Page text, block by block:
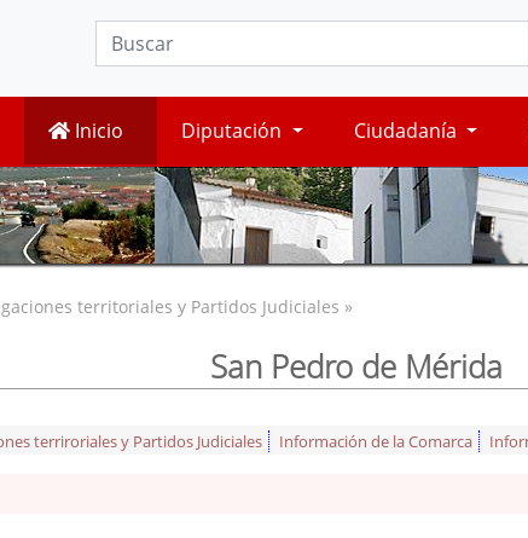
Inicio Diputación Ciudadanía
territoriales y Partidos Judiciales »
San Pedro de Mérida
terriroriales y Partidos Judiciales Información de la Comarca